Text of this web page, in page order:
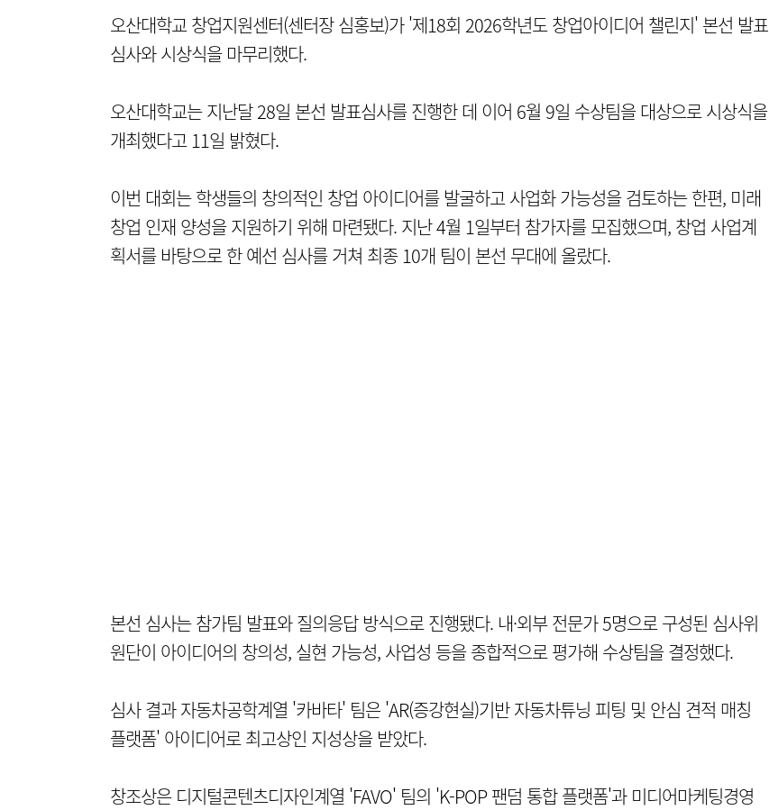
오산대학교 창업지원센터(센터장 심홍보)가 '제18회 2026학년도 창업아이디어 챌린지' 본선 발표
심사와 시상식을 마무리했다.
오산대학교는 지난달 28일 본선 발표심사를 진행한 데 이어 6월 9일 수상팀을 대상으로 시상식을
개최했다고 11일 밝혔다.
이번 대회는 학생들의 창의적인 창업 아이디어를 발굴하고 사업화 가능성을 검토하는 한편, 미래
창업 인재 양성을 지원하기 위해 마련됐다. 지난 4월 1일부터 참가자를 모집했으며, 창업 사업계
획서를 바탕으로 한 예선 심사를 거쳐 최종 10개 팀이 본선 무대에 올랐다.
본선 심사는 참가팀 발표와 질의응답 방식으로 진행됐다. 내·외부 전문가 5명으로 구성된 심사위
원단이 아이디어의 창의성, 실현 가능성, 사업성 등을 종합적으로 평가해 수상팀을 결정했다.
심사 결과 자동차공학계열 '카바타' 팀은 'AR(증강현실)기반 자동차튜닝 피팅 및 안심 견적 매칭
플랫폼' 아이디어로 최고상인 지성상을 받았다.
창조상은 디지털콘텐츠디자인계열 'FAVO' 팀의 'K-POP 팬덤 통합 플랫폼'과 미디어마케팅경영